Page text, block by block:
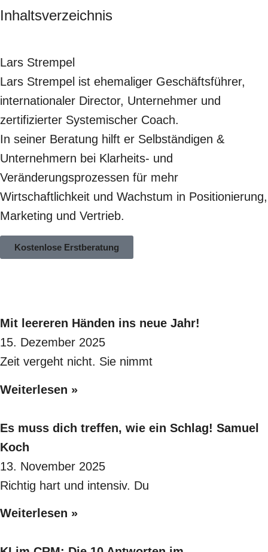
Inhaltsverzeichnis
Lars Strempel
Lars Strempel ist ehemaliger Geschäftsführer,
internationaler Director, Unternehmer und
zertifizierter Systemischer Coach.
In seiner Beratung hilft er Selbständigen &
Unternehmern bei Klarheits- und
Veränderungsprozessen für mehr
Wirtschaftlichkeit und Wachstum in Positionierung,
Marketing und Vertrieb.
Kostenlose Erstberatung
Mit leereren Händen ins neue Jahr!
15. Dezember 2025
Zeit vergeht nicht. Sie nimmt
Weiterlesen »
Es muss dich treffen, wie ein Schlag! Samuel
Koch
13. November 2025
Richtig hart und intensiv. Du
Weiterlesen »